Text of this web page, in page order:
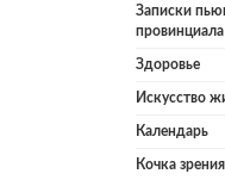
Записки
провинциала
Здоровье
Искусство
Календарь
Кочка зрения